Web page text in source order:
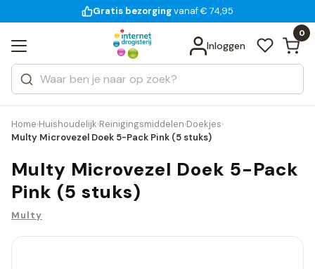
voor 18:00 uur besteld
Gratis bezorgingvanaf € 74,95
14 dagen bedenktijd
Inloggen
0
Zoeken
Categorieën
Merken
Bekijk alle resultaten
Home›Huishoudelijk›Reinigingsmiddelen›Doekjes›
Multy Microvezel Doek 5-Pack Pink (5 stuks)
Multy Microvezel Doek 5-Pack
Pink (5 stuks)
Multy